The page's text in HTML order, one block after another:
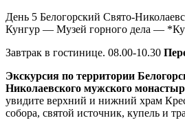
День 5 Белогорский Свято-
Кунгур — Музей горного дела —
Завтрак в гостинице. 08.00-10.30
Экскурсия по территории
Николаевского мужского
увидите верхний и нижний храм
собора, святой источник, купель и